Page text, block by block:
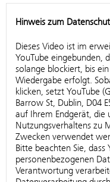
Hinweis zum
Dieses Video ist im
YouTube eingebunden,
solange blockiert, bis
Wiedergabe erfolgt.
klicken, setzt YouTube
Barrow St, Dublin, D04
auf Ihrem Endgerät, die
Nutzungsverhaltens zu
Zwecken verwendet
Bitte beachten Sie, dass
personenbezogenen
Verantwortung